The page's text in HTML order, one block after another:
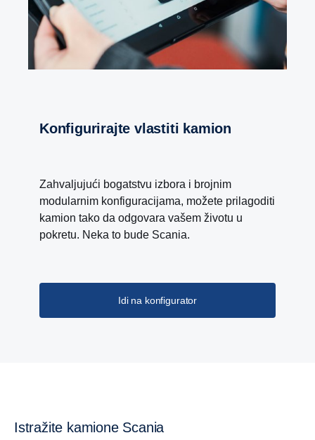
Konfigurirajte vlastiti kamion
Zahvaljujući bogatstvu izbora i brojnim
modularnim konfiguracijama, možete prilagoditi
kamion tako da odgovara vašem životu u
pokretu. Neka to bude Scania.
Idi na konfigurator
Istražite kamione Scania